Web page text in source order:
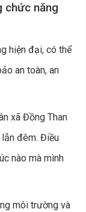
chức năng
hiện đại, có thể
an toàn, an
xã Đồng Than
đêm. Điều
nào mà mình
môi trường và